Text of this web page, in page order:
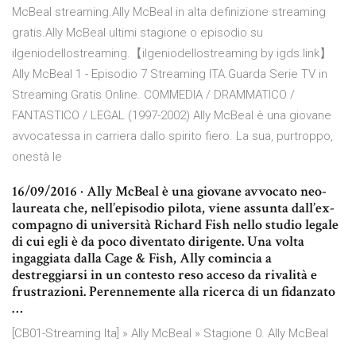
McBeal streaming.Ally McBeal in alta definizione streaming
gratis.Ally McBeal ultimi stagione o episodio su
ilgeniodellostreaming.【ilgeniodellostreaming by igds.link】
Ally McBeal 1 - Episodio 7 Streaming ITA.Guarda Serie TV in
Streaming Gratis Online. COMMEDIA / DRAMMATICO /
FANTASTICO / LEGAL (1997-2002) Ally McBeal è una giovane
avvocatessa in carriera dallo spirito fiero. La sua, purtroppo,
onestà le
16/09/2016 · Ally McBeal è una giovane avvocato neo-
laureata che, nell’episodio pilota, viene assunta dall’ex-
compagno di università Richard Fish nello studio legale
di cui egli è da poco diventato dirigente. Una volta
ingaggiata dalla Cage & Fish, Ally comincia a
destreggiarsi in un contesto reso acceso da rivalità e
frustrazioni. Perennemente alla ricerca di un fidanzato
…
[CB01-Streaming Ita] » Ally McBeal » Stagione 0. Ally McBeal